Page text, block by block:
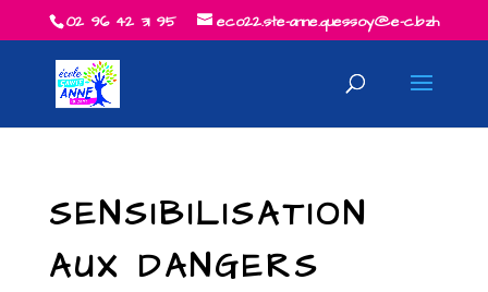
02 96 42 31 95 eco22.ste-anne.quessoy@e-c.bzh
SENSIBILISATION
AUX DANGERS